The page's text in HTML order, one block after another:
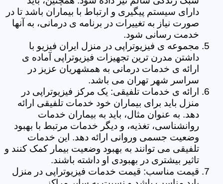
دارای سیستم پیگیری و ارتباط با بیماران باشد تا در
صورت نیاز به تغییرات در برنامه ی درمانی، به آنها
خدمت رسانی شود.
مجموعه ی فیزیوتراپی در منزل ایران فیزیو با
داشتن مدرن ترین تجهیزات فیزیوتراپی آماده ی
ارائه ی خدمات درمانی به همشهریان عزیز در
سراسر شهر تهران می باشد.
ارائه ی خدمات تلفیقی: یک مرکز فیزیوتراپی در
منزل باید برای بیماران خود خدمات تلفیقی ارائه
دهد. به عنوان مثال، باید به بیماران خدمات
روانشناسی، تغذیه، و دیگر خدمات مرتبط با بهبود
وضعیت جسمی وروانی ارائه دهد. این خدمات
تلفیقی می توانند به بهبود وضعیت بیمار کمک کنند و
تاثیر بیشتری در بهبودی او داشته باشند.
قیمت مناسب: قیمت خدمات فیزیوتراپی در منزل